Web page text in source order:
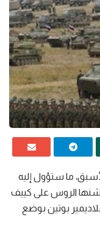
ما ستؤول إليه
شنها الروس على كييف
بوتين بوضع